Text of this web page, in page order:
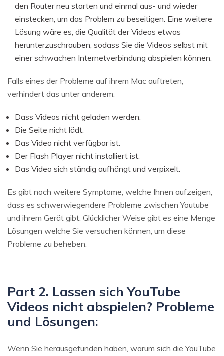
den Router neu starten und einmal aus- und wieder
einstecken, um das Problem zu beseitigen. Eine weitere
Lösung wäre es, die Qualität der Videos etwas
herunterzuschrauben, sodass Sie die Videos selbst mit
einer schwachen Internetverbindung abspielen können.
Falls eines der Probleme auf ihrem Mac auftreten,
verhindert das unter anderem:
Dass Videos nicht geladen werden.
Die Seite nicht lädt.
Das Video nicht verfügbar ist.
Der Flash Player nicht installiert ist.
Das Video sich ständig aufhängt und verpixelt.
Es gibt noch weitere Symptome, welche Ihnen aufzeigen,
dass es schwerwiegendere Probleme zwischen Youtube
und ihrem Gerät gibt. Glücklicher Weise gibt es eine Menge
Lösungen welche Sie versuchen können, um diese
Probleme zu beheben.
Part 2. Lassen sich YouTube
Videos nicht abspielen? Probleme
und Lösungen:
Wenn Sie herausgefunden haben, warum sich die YouTube